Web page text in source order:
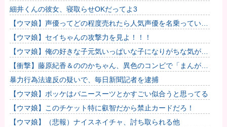
し世界を不安定化させるだけ」
細井くんの彼女、寝取らせOKだってよ3
【ウマ娘】声優ってどの程度売れたら人気声優を名乗っていい
んですかね
【ウマ娘】セイちゃんの攻撃力を見よ！！！
【ウマ娘】俺の好きな子元気いっぱいな子になりがちな気がす
る。←「元気OPPAIの間違いだろ…」
【衝撃】藤原紀香＆ののかちゃん、異色のコンビで「まんが日
本昔ばなし」を舞台化してしまう
暴力行為法違反の疑いで、毎日新聞記者を逮捕
【ウマ娘】ポッケはバニースーツとかすごい似合うと思ってる
【ウマ娘】このチケット特に叡智だから禁止カードだろ！
【ウマ娘】（悲報）ナイスネイチャ、討ち取られる他